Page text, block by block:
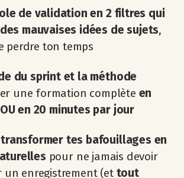
de validation en 2 filtres qui
mauvaises idées de sujets,
perdre ton temps
du sprint et la méthode
une formation complète en
en 20 minutes par jour
transformer tes bafouillages en
pour ne jamais devoir
un enregistrement (et tout